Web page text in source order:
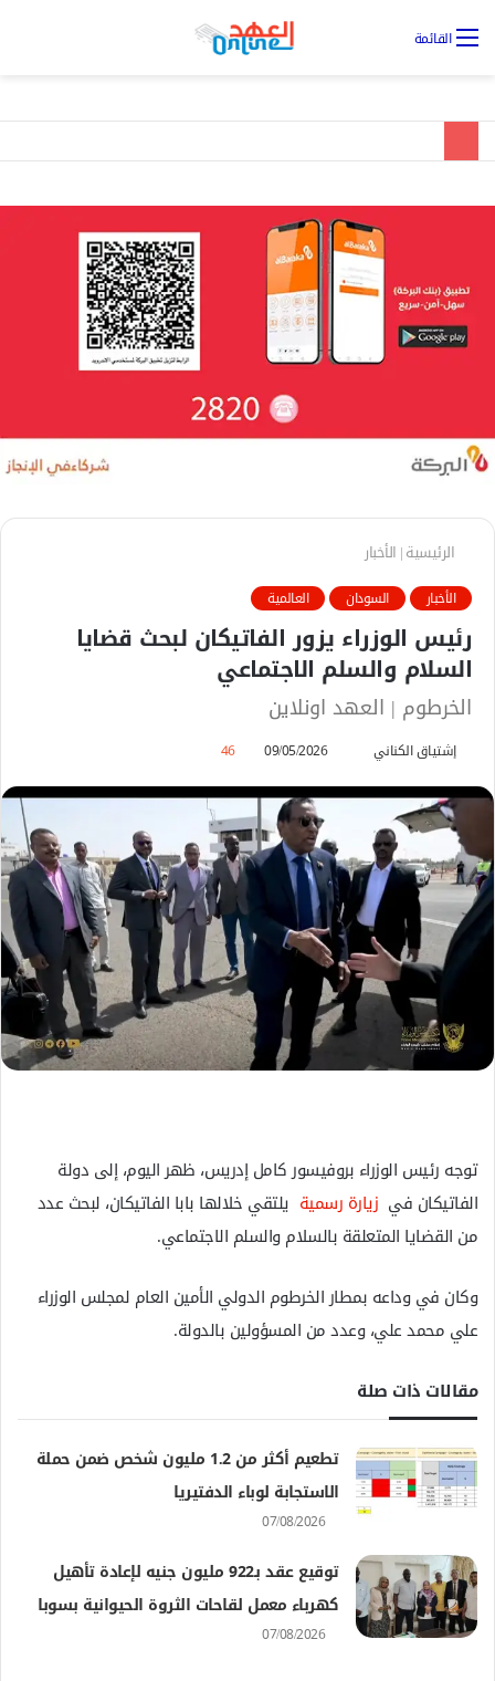
القائمة
الرئيسية| الأخبار
الأخبار السودان العالمية
رئيس الوزراء يزور الفاتيكان لبحث قضايا
السلام والسلم الاجتماعي
الخرطوم | العهد اونلاين
إشتياق الكناني
س
ب
ر
ي
ا
ل
ت
ي
ا
09/05/2026
46
توجه رئيس الوزراء بروفيسور كامل إدريس، ظهر اليوم، إلى دولة
الفاتيكان في زيارة رسمية يلتقي خلالها بابا الفاتيكان، لبحث عدد
من القضايا المتعلقة بالسلام والسلم الاجتماعي.
وكان في وداعه بمطار الخرطوم الدولي الأمين العام لمجلس الوزراء
علي محمد علي، وعدد من المسؤولين بالدولة.
مقالات ذات صلة
تطعيم أكثر من 1.2 مليون شخص ضمن حملة
الاستجابة لوباء الدفتيريا
07/08/2026
توقيع عقد بـ922 مليون جنيه لإعادة تأهيل
كهرباء معمل لقاحات الثروة الحيوانية بسوبا
07/08/2026